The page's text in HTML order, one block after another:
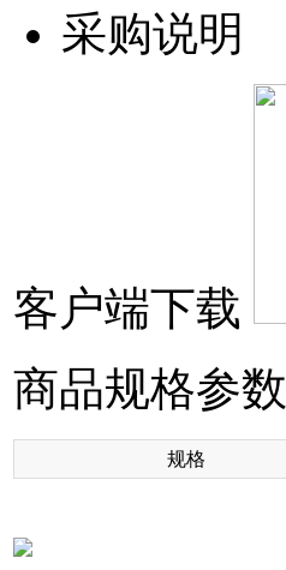
采购说明
客户端下载
商品规格参数
规格